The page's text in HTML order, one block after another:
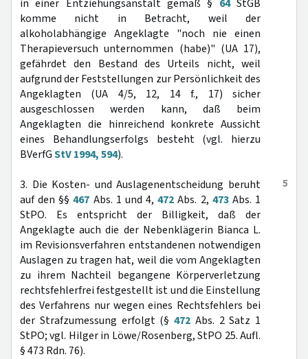
in einer Entziehungsanstalt gemäß § 64StGB
komme nicht in Betracht, weil der
alkoholabhängige Angeklagte "noch nie einen
Therapieversuch unternommen (habe)" (UA 17),
gefährdet den Bestand des Urteils nicht, weil
aufgrund der Feststellungen zur Persönlichkeit des
Angeklagten (UA 4/5, 12, 14 f., 17) sicher
ausgeschlossen werden kann, daß beim
Angeklagten die hinreichend konkrete Aussicht
eines Behandlungserfolgs besteht (vgl. hierzu
BVerfGStV 1994, 594).
5
3. Die Kosten- und Auslagenentscheidung beruht
auf den §§467 Abs. 1 und 4,472 Abs. 2, 473Abs. 1
StPO. Es entspricht der Billigkeit, daß der
Angeklagte auch die der Nebenklägerin Bianca L.
im Revisionsverfahren entstandenen notwendigen
Auslagen zu tragen hat, weil die vom Angeklagten
zu ihrem Nachteil begangene Körperverletzung
rechtsfehlerfrei festgestellt ist und die Einstellung
des Verfahrens nur wegen eines Rechtsfehlers bei
der Strafzumessung erfolgt (§ 472 Abs. 2 Satz 1
StPO; vgl. Hilger in Löwe/Rosenberg, StPO 25. Aufl.
§ 473 Rdn. 76).